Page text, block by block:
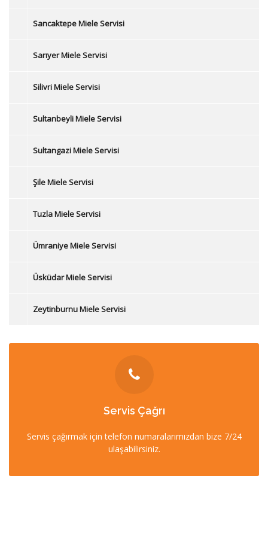
Sancaktepe Miele Servisi
Sarıyer Miele Servisi
Silivri Miele Servisi
Sultanbeyli Miele Servisi
Sultangazi Miele Servisi
Şile Miele Servisi
Tuzla Miele Servisi
Ümraniye Miele Servisi
Üsküdar Miele Servisi
Zeytinburnu Miele Servisi
Servis Çağrı
Servis çağırmak için telefon numaralarımızdan bize 7/24
ulaşabilirsiniz.
İLETİŞİM
0212 358 57 57
0532 403 22 00 (7/24)